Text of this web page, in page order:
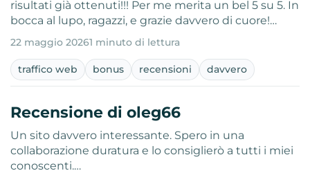
risultati già ottenuti!!! Per me merita un bel 5 su 5. In
bocca al lupo, ragazzi, e grazie davvero di cuore!…
22 maggio 20261 minuto di lettura
traffico web bonus recensioni davvero
Recensione di oleg66
Un sito davvero interessante. Spero in una
collaborazione duratura e lo consiglierò a tutti i miei
conoscenti.…